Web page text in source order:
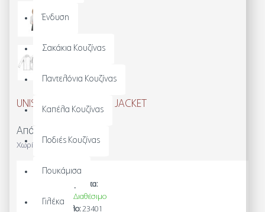
Ένδυση
Σακάκια Κουζίνας
Παντελόνια Κουζίνας
Καπέλα Κουζίνας
Ποδιές Κουζίνας
Πουκάμισα
Γιλέκα
UNISEX CHEF/WAITERS JACKET
Από 81,84€
Χωρίς ΦΠΑ: 66,00€
Διαθεσιμότητα:
Άμεσα Διαθέσιμο
Μοντέλο: 23401